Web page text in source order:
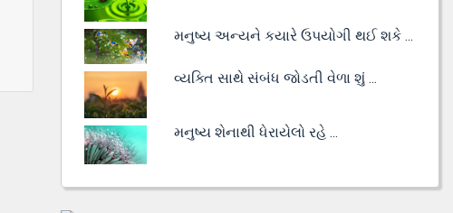
મનુષ્ય અન્યને કયારે ઉપયોગી થઈ શકે ...
વ્યક્તિ સાથે સંબંધ જોડતી વેળા શું ...
મનુષ્ય શેનાથી ધેરાયેલો રહે ...